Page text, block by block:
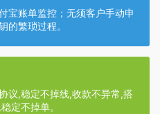
宝账单监控；无须客户手动申
的繁琐过程。
议,稳定不掉线,收款不异常,搭
定不掉单。